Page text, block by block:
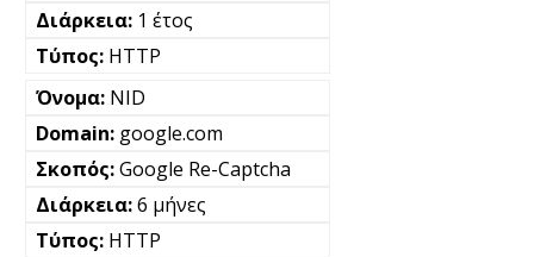
1 έτος
HTTP
NID
google.com
Google Re-Captcha
6 μήνες
HTTP